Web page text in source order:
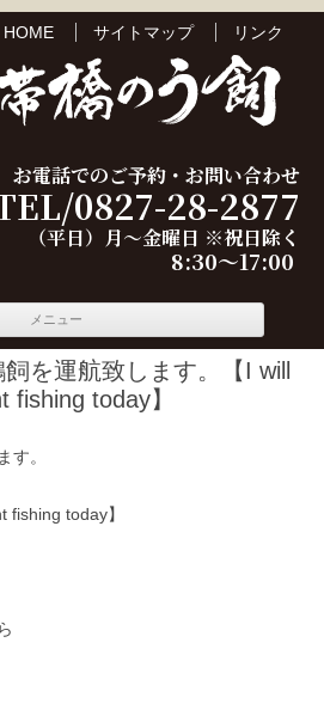
HOME サイトマップ リンク
お電話でのご予約・お問い合わせ
0827-28-2877
（平日）月～金曜日 ※祝日除く
8:30～17:00
メニュー
を運航致します。【I will
fishing today】
す。
fishing today】